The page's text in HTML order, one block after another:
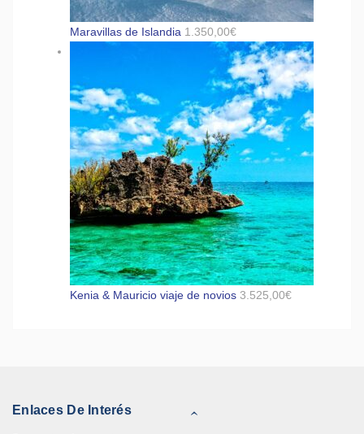
Maravillas de Islandia 1.350,00€
Kenia & Mauricio viaje de novios 3.525,00€
Enlaces De Interés